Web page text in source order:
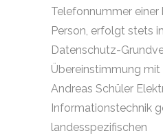
Telefonnummer einer
Person, erfolgt stets
Datenschutz-
Übereinstimmung
Andreas Schüler
Informationstechnik
landesspezifischen